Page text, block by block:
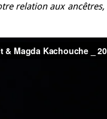
relation aux